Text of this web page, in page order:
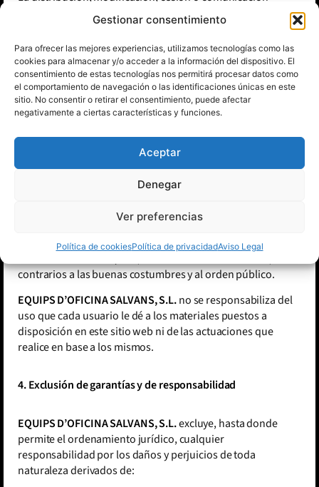
Gestionar consentimiento
Para ofrecer las mejores experiencias, utilizamos tecnologías como las
cookies para almacenar y/o acceder a la información del dispositivo. El
consentimiento de estas tecnologías nos permitirá procesar datos como
el comportamiento de navegación o las identificaciones únicas en este
sitio. No consentir o retirar el consentimiento, puede afectar
negativamente a ciertas características y funciones.
Aceptar
Denegar
Ver preferencias
Política de cookiesPolítica de privacidadAviso Legal
pública de los contenidos y cualquier otro acto que no haya
sido expresamente autorizado por el titular de los derechos
de explotación quedan prohibidas.
El establecimiento de un hiperenlace no implica en ningún
caso la existencia de relaciones entreEQUIPS D’OFICINA
SALVANS, S.L.y el propietario del sitio web en la que se
establezca, ni la aceptación y aprobación por parte
deEQUIPS D’OFICINA SALVANS, S.L.de sus contenidos o
servicios. Aquellas personas que se propongan establecer
EQUIPS D’OFICINA SALVANS, S.L.
caso, el hiperenlace únicamente permitirá el acceso a la
homepage o página de inicio de nuestro sitio web.
Asimismo deberá abstenerse de realizar manifestaciones o
indicaciones falsas, inexactas o incorrectas sobreEQUIPS
contrarios a las buenas costumbres y al orden público.
EQUIPS D’OFICINA SALVANS, S.L.no se responsabiliza del
uso que cada usuario le dé a los materiales puestos a
disposición en este sitio web ni de las actuaciones que
realice en base a los mismos.
4. Exclusión de garantías y de responsabilidad
EQUIPS D’OFICINA SALVANS, S.L.excluye, hasta donde
permite el ordenamiento jurídico, cualquier
responsabilidad por los daños y perjuicios de toda
naturaleza derivados de: